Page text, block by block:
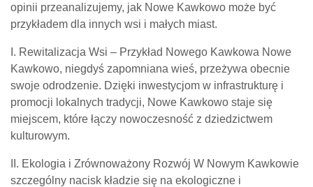
opinii przeanalizujemy, jak Nowe Kawkowo może być
przykładem dla innych wsi i małych miast.
I. Rewitalizacja Wsi – Przykład Nowego Kawkowa Nowe
Kawkowo, niegdyś zapomniana wieś, przeżywa obecnie
swoje odrodzenie. Dzięki inwestycjom w infrastrukturę i
promocji lokalnych tradycji, Nowe Kawkowo staje się
miejscem, które łączy nowoczesność z dziedzictwem
kulturowym.
II. Ekologia i Zrównoważony Rozwój W Nowym Kawkowie
szczególny nacisk kładzie się na ekologiczne i